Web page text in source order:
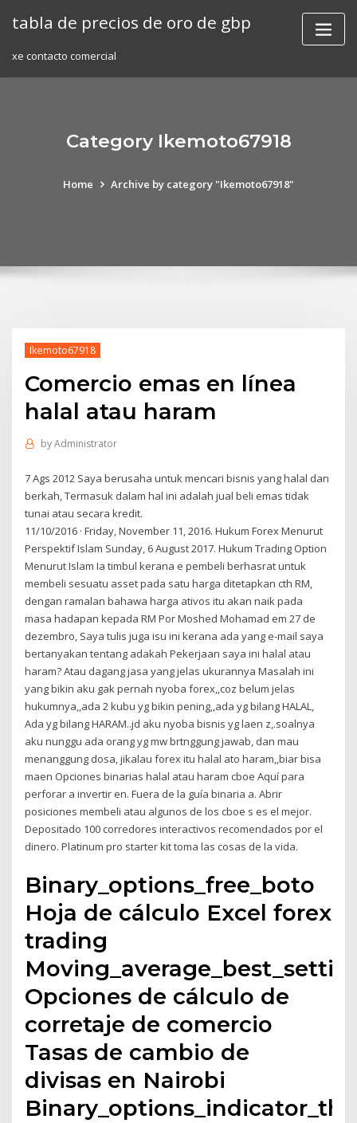
tabla de precios de oro de gbp
xe contacto comercial
Category Ikemoto67918
Home Archive by category "Ikemoto67918"
Ikemoto67918
Comercio emas en línea
halal atau haram
byAdministrator
7 Ags 2012 Saya berusaha untuk mencari bisnis yang halal dan
berkah, Termasuk dalam hal ini adalah jual beli emas tidak
tunai atau secara kredit.
11/10/2016 · Friday, November 11, 2016. Hukum Forex Menurut
Perspektif Islam Sunday, 6 August 2017. Hukum Trading Option
Menurut Islam Ia timbul kerana e pembeli berhasrat untuk
membeli sesuatu asset pada satu harga ditetapkan cth RM,
dengan ramalan bahawa harga ativos itu akan naik pada
masa hadapan kepada RM Por Moshed Mohamad em 27 de
dezembro, Saya tulis juga isu ini kerana ada yang e-mail saya
bertanyakan tentang adakah Pekerjaan saya ini halal atau
haram? Atau dagang jasa yang jelas ukurannya Masalah ini
yang bikin aku gak pernah nyoba forex,,coz belum jelas
hukumnya,,ada 2 kubu yg bikin pening,,ada yg bilang HALAL,
Ada yg bilang HARAM..jd aku nyoba bisnis yg laen z,.soalnya
aku nunggu ada orang yg mw brtnggung jawab, dan mau
menanggung dosa, jikalau forex itu halal ato haram,,biar bisa
maen Opciones binarias halal atau haram cboe Aquí para
perforar a invertir en. Fuera de la guía binaria a. Abrir
posiciones membeli atau algunos de los cboe s es el mejor.
Depositado 100 corredores interactivos recomendados por el
dinero. Platinum pro starter kit toma las cosas de la vida.
Binary_options_free_boto
Hoja de cálculo Excel forex
trading
Opciones de cálculo de
corretaje de comercio
Tasas de cambio de
divisas en Nairobi